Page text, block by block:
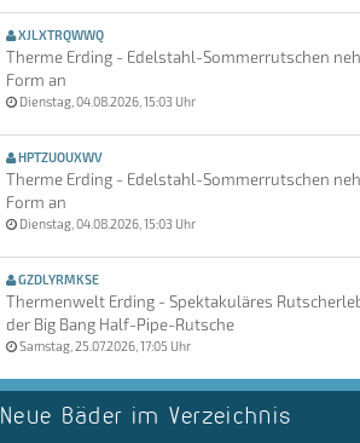
XJLXTRQWWQ
Therme Erding - Edelstahl-Sommerrutschen
Form an
Dienstag, 04.08.2026, 15:03 Uhr
HPTZUOUXWV
Therme Erding - Edelstahl-Sommerrutschen
Form an
Dienstag, 04.08.2026, 15:03 Uhr
GZDLYRMKSE
Thermenwelt Erding - Spektakuläres
der Big Bang Half-Pipe-Rutsche
Samstag, 25.07.2026, 17:05 Uhr
Neue Bäder im Verzeichnis